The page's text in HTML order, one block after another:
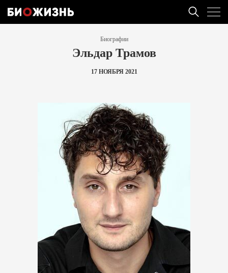
Биографии
Эльдар Трамов
17 НОЯБРЯ 2021